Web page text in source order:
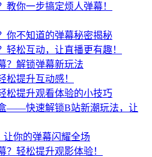
教你一步搞定烦人弹幕！
你不知道的弹幕秘密揭秘
轻松互动，让直播更有趣！
？解锁弹幕新玩法
松提升互动感！
松提升观看体验的小技巧
——快速解锁B站新潮玩法，让
你的弹幕闪耀全场
？轻松提升观影体验！